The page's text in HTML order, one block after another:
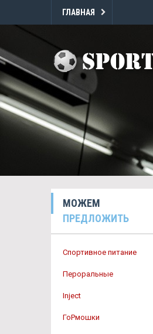
ГЛАВНАЯ
МОЖЕМ
ПРЕДЛОЖИТЬ
Спортивное питание
Пероральные
Inject
ГоРмошки